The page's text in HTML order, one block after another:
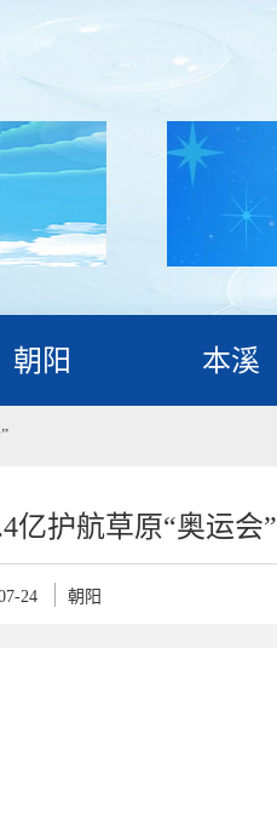
朝阳 本溪
亿护航草原“奥运会”
24 朝阳